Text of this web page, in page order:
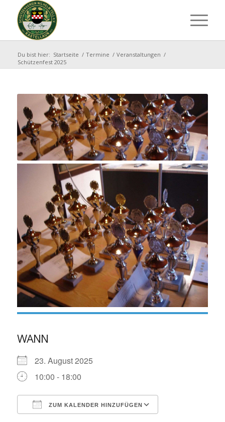
Du bist hier: Startseite / Termine / Veranstaltungen /
Schützenfest 2025
WANN
23. August 2025
10:00 - 18:00
ZUM KALENDER HINZUFÜGEN